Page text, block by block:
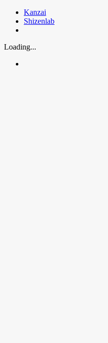
Skip
content
Kanzai
Shizenlab
Loading...